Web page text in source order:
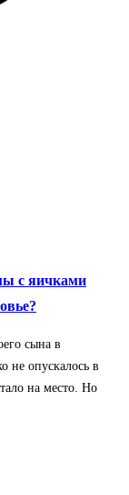
с яичками
сына в
не опускалось в
на место. Но